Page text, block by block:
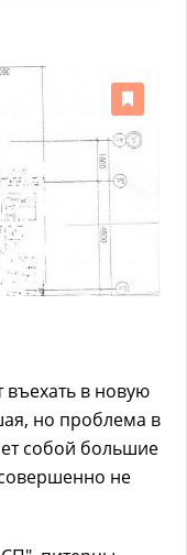
в новую
но проблема в
собой большие
не